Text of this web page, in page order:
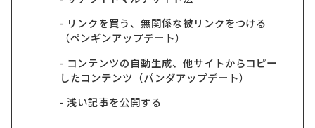
リンクを買う、無関係な被リンクをつける
（ペンギンアップデート）
コンテンツの自動生成、他サイトからコピー
したコンテンツ（パンダアップデート）
浅い記事を公開する